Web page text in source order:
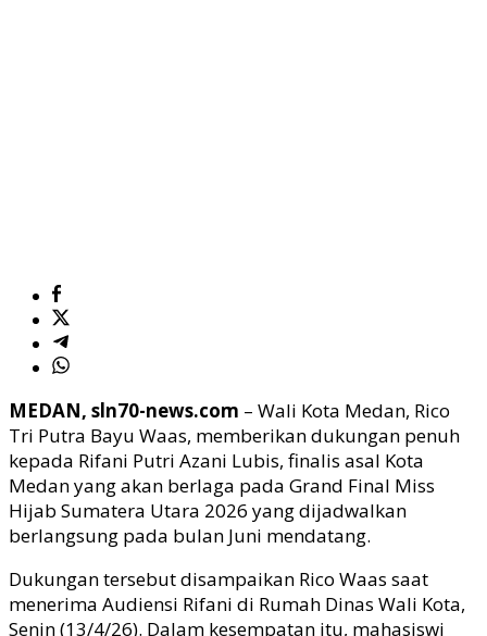
MEDAN, sln70-news.com – Wali Kota Medan, Rico
Tri Putra Bayu Waas, memberikan dukungan penuh
kepada Rifani Putri Azani Lubis, finalis asal Kota
Medan yang akan berlaga pada Grand Final Miss
Hijab Sumatera Utara 2026 yang dijadwalkan
berlangsung pada bulan Juni mendatang.
Dukungan tersebut disampaikan Rico Waas saat
menerima Audiensi Rifani di Rumah Dinas Wali Kota,
Senin (13/4/26). Dalam kesempatan itu, mahasiswi